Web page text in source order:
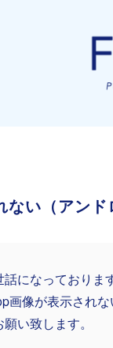
い（アンド
話になっておりま
画像が表示され
い致します。